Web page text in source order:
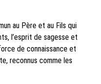
au Père et au Fils qui
l’esprit de sagesse et
de connaissance et
reconnus comme les